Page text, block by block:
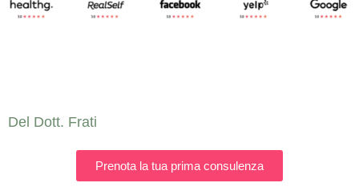
Del Dott. Frati
Prenota la tua prima consulenza